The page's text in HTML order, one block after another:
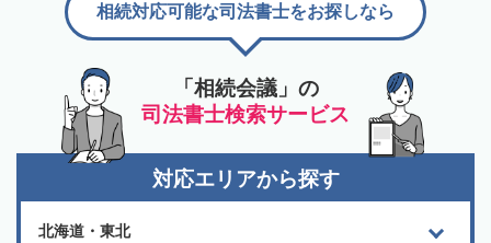
「相続会議」の
司法書士検索サービス
相続対応可能な司法書士をお探しなら
対応エリアから探す
北海道・東北